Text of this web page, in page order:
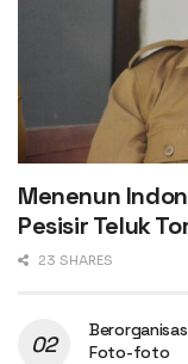
Menenun
Pesisir Teluk
23 SHARES
Foto-foto